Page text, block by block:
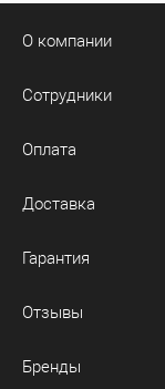
О компании
Сотрудники
Оплата
Доставка
Гарантия
Отзывы
Бренды